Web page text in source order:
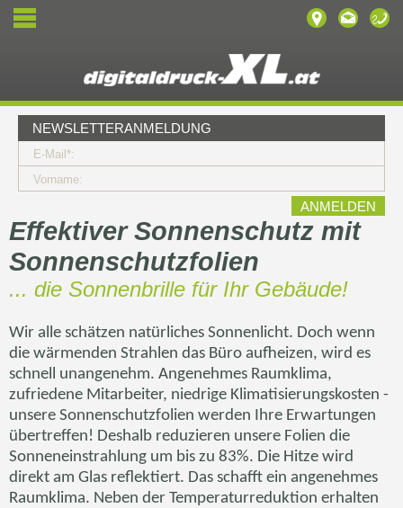
NEWSLETTERANMELDUNG
E-Mail*:
Vorname:
Effektiver Sonnenschutz mit
Sonnenschutzfolien
... die Sonnenbrille für Ihr Gebäude!
Wir alle schätzen natürliches Sonnenlicht. Doch wenn
die wärmenden Strahlen das Büro aufheizen, wird es
schnell unangenehm. Angenehmes Raumklima,
zufriedene Mitarbeiter, niedrige Klimatisierungskosten -
unsere Sonnenschutzfolien werden Ihre Erwartungen
übertreffen! Deshalb reduzieren unsere Folien die
Sonneneinstrahlung um bis zu 83%. Die Hitze wird
direkt am Glas reflektiert. Das schafft ein angenehmes
Raumklima. Neben der Temperaturreduktion erhalten